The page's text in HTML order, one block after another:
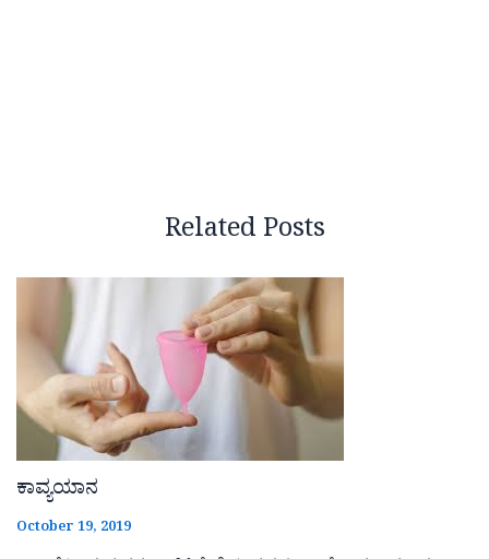
Related Posts
ಕಾವ್ಯಯಾನ
October 19, 2019